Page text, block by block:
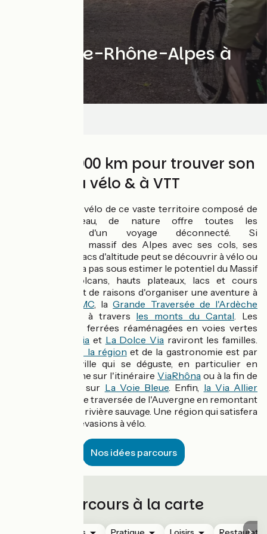
Auvergne-Rhône-Alpes à
Près de 3000 km pour trouver son
bonheur à vélo & à VTT
La découverte à vélo de ce vaste territoire composé de
montagnes, d'eau, de nature offre toutes les
composantes d'un voyage déconnecté. Si
l'incontournable massif des Alpes avec ses cols, ses
sommets et ses lacs d'altitude peut se découvrir à vélo ou
à VTT, il ne faudra pas sous estimer le potentiel du Massif
Central. Ses volcans, hauts plateaux, lacs et cours
d'eau sont autant de raisons d'organiser une aventure à
la GTMC, laGrande Traversée de l'Ardèche
ou à vélo à travers les monts du Cantal. Les
anciennes voies ferrées réaménagées en voies vertes
Via Fluvia et La Dolce Via raviront les familles.
Lyon, capitale de la région et de la gastronomie est par
définition une ville qui se déguste, en particulier en
longeant le Rhône sur l'itinéraire ViaRhôna ou à la fin de
votre échappée sur La Voie Bleue. Enfin, la Via Allier
offre une nouvelle traversée de l'Auvergne en remontant
le cours de cette rivière sauvage. Une région qui satisfera
tous les goûts d'évasions à vélo.
Nos idées parcours
Parcours à la carte